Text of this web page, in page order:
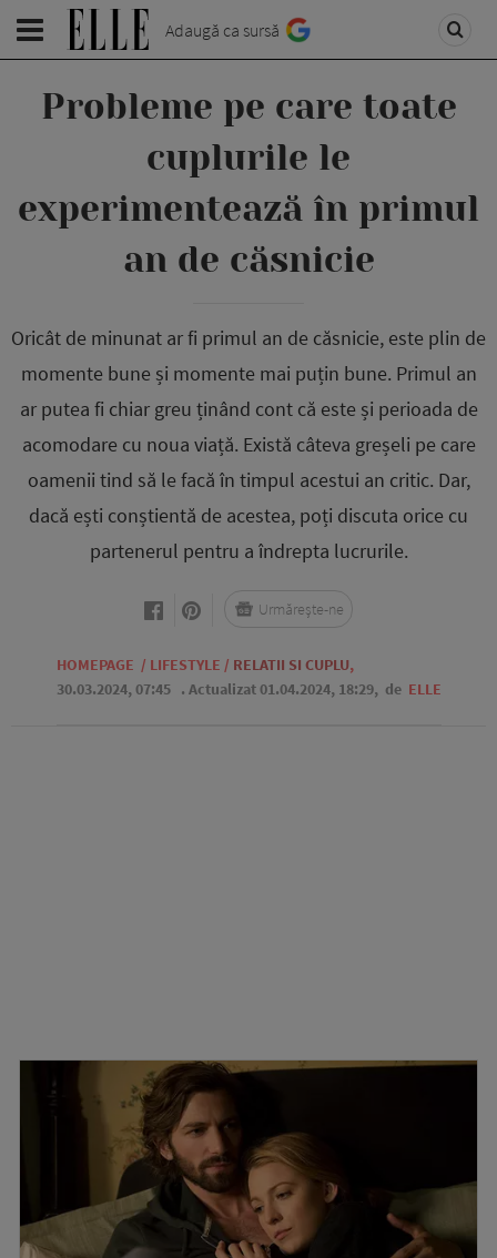
Adaugă ca sursă
Probleme pe care toate
cuplurile le
experimentează în primul
an de căsnicie
Oricât de minunat ar fi primul an de căsnicie, este plin de
momente bune și momente mai puțin bune. Primul an
ar putea fi chiar greu ținând cont că este și perioada de
acomodare cu noua viață. Există câteva greșeli pe care
oamenii tind să le facă în timpul acestui an critic. Dar,
dacă ești conștientă de acestea, poți discuta orice cu
partenerul pentru a îndrepta lucrurile.
HOMEPAGE / LIFESTYLE / RELATII SI CUPLU,
30.03.2024, 07:45 . Actualizat 01.04.2024, 18:29, de ELLE
Urmărește-ne